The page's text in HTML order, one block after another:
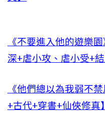
《不要進入他的遊樂
深+虐小攻、虐小受+結
《他們總以為我弱不
+古代+穿書+仙俠修真】